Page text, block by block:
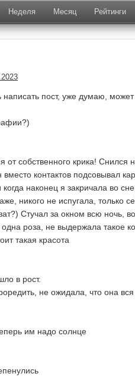
Неделя Месяц Рейтинги
пост, уже думаю,
от собственного крика!
контактов подсовывал
наконец я закричала во
никого не испугала, только
Стучал за окном всю ночь,
роза, не выдержала такое
такая красота
в рост.
не ожидала, что она
им надо солнце